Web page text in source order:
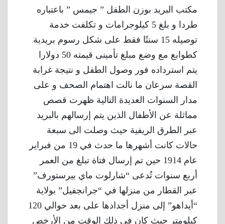
مكتب البريد بوزن الطفل ” جيمس ” باعتباره
طردا و بلغ 5 كيلوجرامات و تكلفت خدمة
توصيله 15 سنتًا فقط على شكل رسوم بريدية
كطوابع مع وضع مبلغ تأمينى قيمته 50 دولارا
يتم استرداده فور وصول الطفل و نتيجة غرابة
القصة سرعان ما نالت اهتمام الصحف و على
مدار السنوات العديدة التالية ظهرت قصص
مماثلة عن الأطفال الذين يتم إرسالهم بالبريد
عبر الطرق الريفية حيث وصلت الى سبعة
حالات كانت أشهرها ما حدث في 19 من فبراير
عام 1914 حين تم إرسال فتاة تبلغ من العمر
أربع سنوات تُدعى “شارلوت ماي بيرستورف”
عبر القطار من منزلها في “جرانجفيل” بولاية
“أيداهو” إلى منزل أجدادها على بعد حوالي 120
كيلومتر حيث كان فى ذلك الوقت من الأرخص